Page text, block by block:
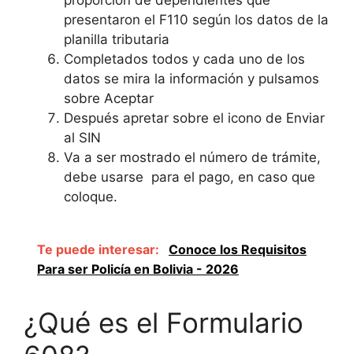
presentaron el F110 según los datos de la
planilla tributaria
Completados todos y cada uno de los
datos se mira la información y pulsamos
sobre Aceptar
Después apretar sobre el icono de Enviar
al SIN
Va a ser mostrado el número de trámite,
debe usarse para el pago, en caso que
coloque.
Te puede interesar:
Conoce los Requisitos
Para ser Policía en Bolivia - 2026
¿Qué es el Formulario